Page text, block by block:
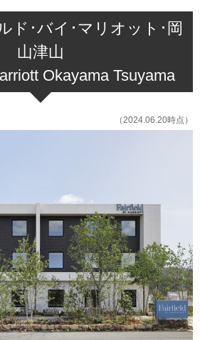
ド･バイ･マリオット･岡
山津山
Okayama Tsuyama
（2024.06.20時点）